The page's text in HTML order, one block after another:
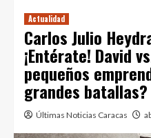
Actualidad
Carlos Julio
¡Entérate! David
pequeños
grandes batallas?
Últimas Noticias Caracas